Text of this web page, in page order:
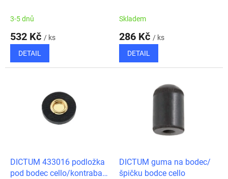
3-5 dnů
532 Kč / ks
DETAIL
Skladem
286 Kč / ks
DETAIL
DICTUM 433016 podložka
pod bodec cello/kontrabas
DICTUM guma na bodec/
špičku bodce cello